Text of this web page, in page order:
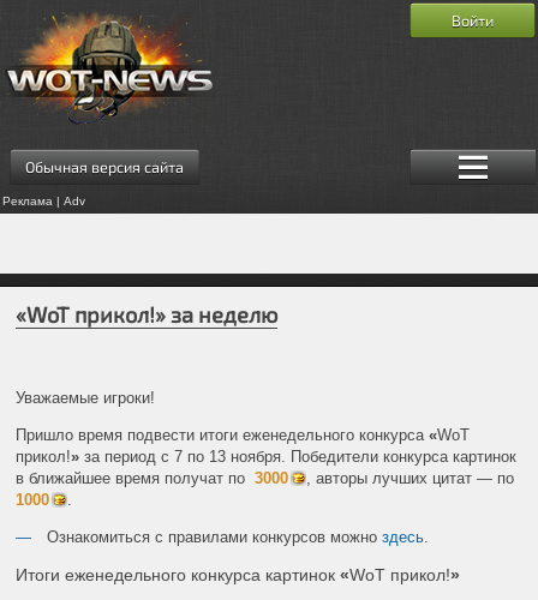
Обычная версия сайта
Реклама | Adv
Войти
«WoT прикол!» за неделю
Уважаемые игроки!
Пришло время подвести итоги еженедельного конкурса«WoT
прикол!» за период с 7 по 13 ноября. Победители конкурса картинок
в ближайшее время получат по3000
, авторы лучших цитат — по
1000
Ознакомиться с правилами конкурсов можноздесь
Итоги еженедельного конкурса картинок«WoT прикол!»